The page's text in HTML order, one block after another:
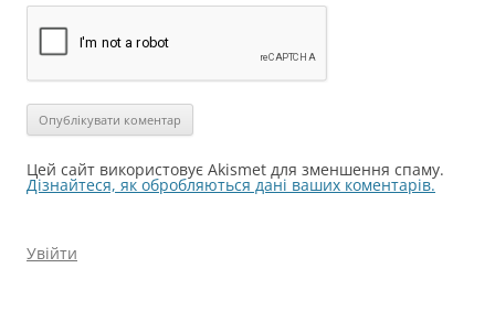
Цей сайт використовує Akismet для зменшення спаму.
Дізнайтеся, як обробляються дані ваших коментарів.
Увійти